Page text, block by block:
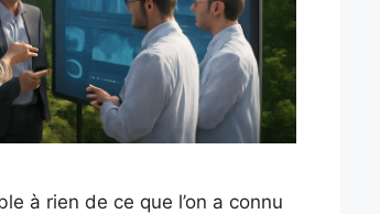
à rien de ce que l’on a connu